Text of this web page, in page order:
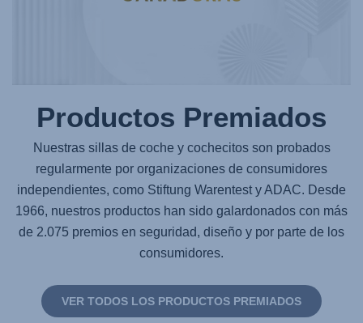
Productos Premiados
Nuestras sillas de coche y cochecitos son probados
regularmente por organizaciones de consumidores
independientes, como Stiftung Warentest y ADAC. Desde
1966, nuestros productos han sido galardonados con más
de 2.075 premios en seguridad, diseño y por parte de los
consumidores.
VER TODOS LOS PRODUCTOS PREMIADOS